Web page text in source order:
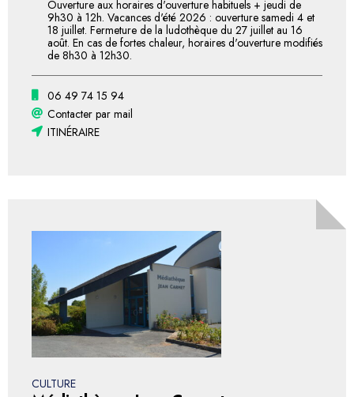
Ouverture aux horaires d'ouverture habituels + jeudi de
9h30 à 12h. Vacances d'été 2026 : ouverture samedi 4 et
18 juillet. Fermeture de la ludothèque du 27 juillet au 16
août. En cas de fortes chaleur, horaires d'ouverture modifiés
de 8h30 à 12h30.
06 49 74 15 94
Contacter par mail
ITINÉRAIRE
CULTURE